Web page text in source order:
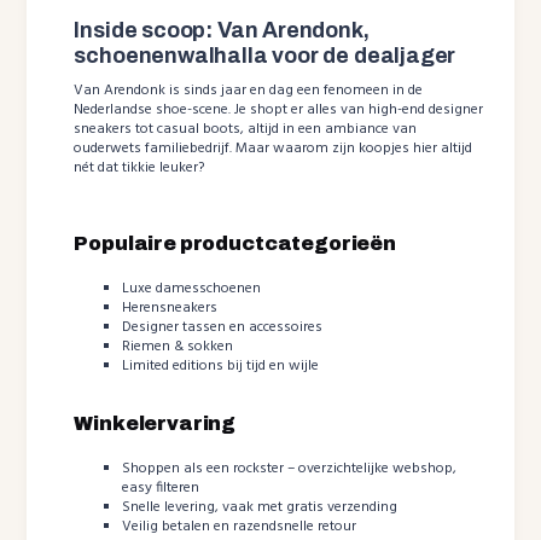
Inside scoop: Van Arendonk,
schoenenwalhalla voor de dealjager
Van Arendonk is sinds jaar en dag een fenomeen in de
Nederlandse shoe-scene. Je shopt er alles van high-end designer
sneakers tot casual boots, altijd in een ambiance van
ouderwets familiebedrijf. Maar waarom zijn koopjes hier altijd
nét dat tikkie leuker?
Populaire productcategorieën
Luxe damesschoenen
Herensneakers
Designer tassen en accessoires
Riemen & sokken
Limited editions bij tijd en wijle
Winkelervaring
Shoppen als een rockster – overzichtelijke webshop,
easy filteren
Snelle levering, vaak met gratis verzending
Veilig betalen en razendsnelle retour